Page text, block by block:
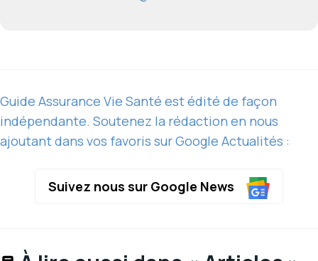
Guide Assurance Vie Santé est édité de façon
indépendante. Soutenez la rédaction en nous
ajoutant dans vos favoris sur Google Actualités :
Suivez nous sur Google News